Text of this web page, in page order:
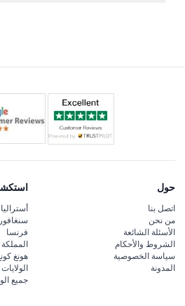
حول
اتصل بنا
من نحن
الأسئلة الشائعة
الشروط والأحكام
سياسة الخصوصية
المدونة
أستراليا
فرنسا
هونغ
جميع